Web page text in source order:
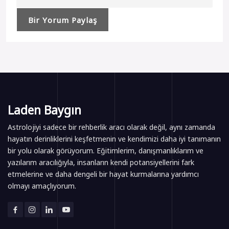
Laden Baygın
Astrolojiyi sadece bir rehberlik aracı olarak değil, aynı zamanda
hayatın derinliklerini keşfetmenin ve kendimizi daha iyi tanımanın
bir yolu olarak görüyorum. Eğitimlerim, danışmanlıklarım ve
yazılarım aracılığıyla, insanların kendi potansiyellerini fark
etmelerine ve daha dengeli bir hayat kurmalarına yardımcı
olmayı amaçlıyorum.